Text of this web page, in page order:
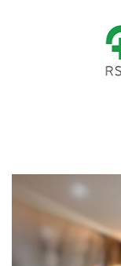
PAKET DAN LAYANAN
RUANG & FASILITAS